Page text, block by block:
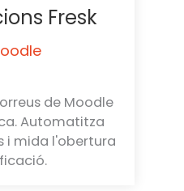
Fresk
de Moodle
Automatitza
i mida l'obertura